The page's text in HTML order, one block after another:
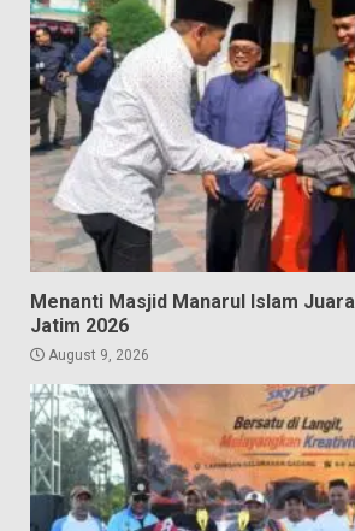
Menanti Masjid Manarul Islam
Jatim 2026
August 9, 2026